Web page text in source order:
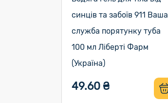
синців та забоїв 911 Ваша
служба порятунку туба
100 мл Ліберті Фарм
(Україна)
49.60 ₴